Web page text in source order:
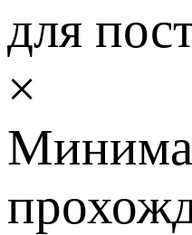
для
×